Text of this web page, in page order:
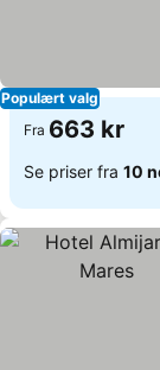
Populært valg
Fra 663 kr
Se priser fra 10